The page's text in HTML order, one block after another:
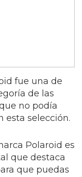
fue una de
de las
no podía
esta selección.
Polaroid es
que destaca
que puedas